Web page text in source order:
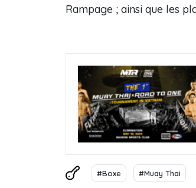
Rampage ; ainsi que les
#Boxe #Muay Thai